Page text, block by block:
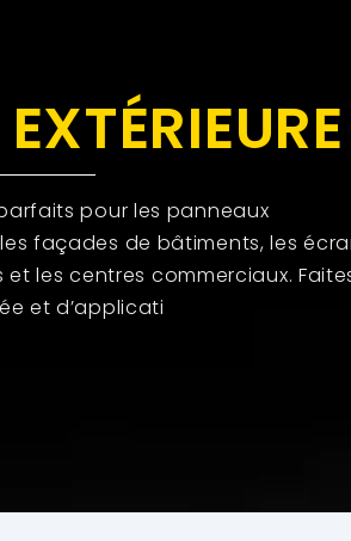
pour les panneaux
façades de bâtiments, les
les centres commerciaux.
et d’applicati